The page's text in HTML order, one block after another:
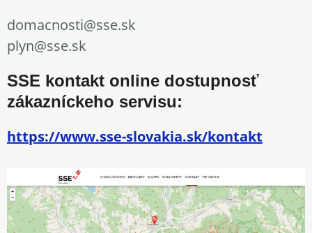
domacnosti@sse.sk
plyn@sse.sk
SSE kontakt online dostupnosť
zákazníckeho servisu:
https://www.sse-slovakia.sk/kontakt